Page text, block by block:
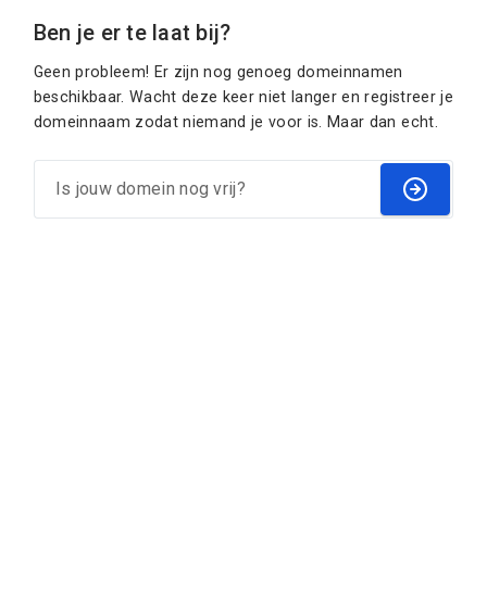
Ben je er te laat bij?
Geen probleem! Er zijn nog genoeg domeinnamen
beschikbaar. Wacht deze keer niet langer en registreer je
domeinnaam zodat niemand je voor is. Maar dan echt.